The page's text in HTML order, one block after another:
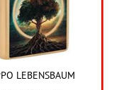
LEBENSBAUM